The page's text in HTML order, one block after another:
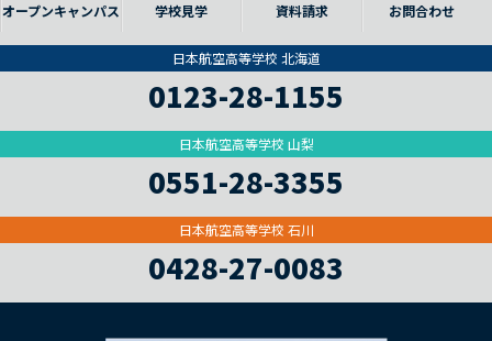
オープンキャンパス 学校見学 資料請求 お問合わせ
日本航空高等学校 北海道
0123-28-1155
日本航空高等学校 山梨
0551-28-3355
日本航空高等学校 石川
0428-27-0083